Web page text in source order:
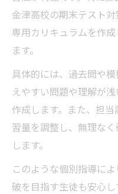
金津高校の期末テスト
専用カリキュラムを作
ます。
具体的には、過去問や
えやすい問題や理解が
作成します。また、担
習量を調整し、無理な
します。
このような個別指導に
破を目指す生徒も安心